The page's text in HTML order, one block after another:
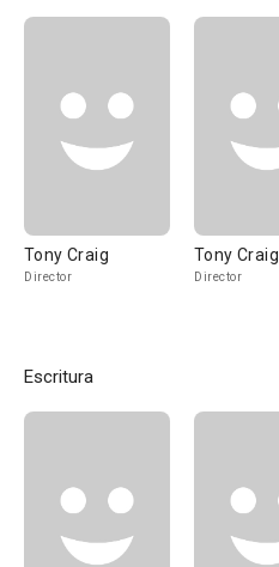
Tony Craig
Director
Tony Craig
Director
Escritura